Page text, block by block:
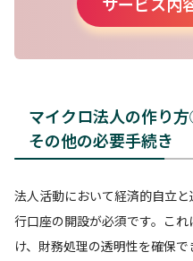
マイクロ法人の作り
その他の必要手続き
法人活動において経済的自立
行口座の開設が必須です。こ
け、財務処理の透明性を確保